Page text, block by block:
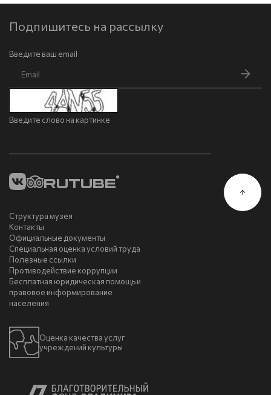
Подпишитесь на рассылку
Введите ваш email
Введите слово на картинке
Структура музея
Контакты
Официальные документы
Специальная оценка условий труда
Полезные ссылки
Противодействие коррупции
Бесплатная юридическая помощь и
правовое информирование
населения
Оценка качества услуг
учреждений культуры